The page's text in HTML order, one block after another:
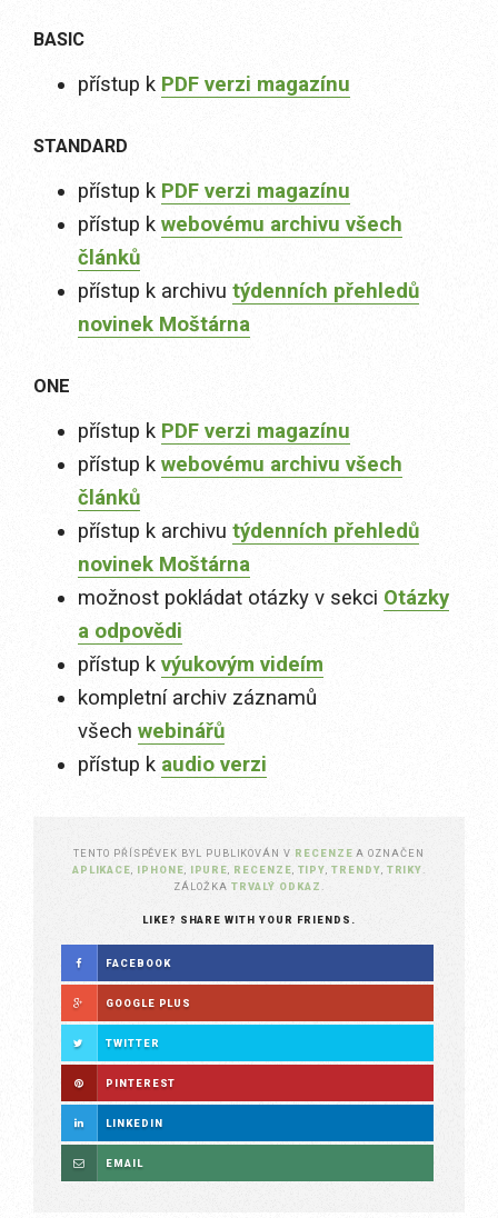
BASIC
přístup k PDF verzi magazínu
STANDARD
přístup k PDF verzi magazínu
přístup k webovému archivu všech
článků
přístup k archivu týdenních přehledů
novinek Moštárna
ONE
přístup k PDF verzi magazínu
přístup k webovému archivu všech
článků
přístup k archivu týdenních přehledů
novinek Moštárna
možnost pokládat otázky v sekci Otázky
a odpovědi
přístup k výukovým videím
kompletní archiv záznamů
všech webinářů
přístup k audio verzi
TENTO PŘÍSPĚVEK BYL PUBLIKOVÁN V RECENZE A OZNAČEN
APLIKACE
IPHONE IPURE RECENZE TIPY ,TRENDY TRIKY
ZÁLOŽKA TRVALÝ ODKAZ
LIKE? SHARE WITH YOUR FRIENDS.
FACEBOOK
GOOGLE PLUS
TWITTER
PINTEREST
LINKEDIN
EMAIL